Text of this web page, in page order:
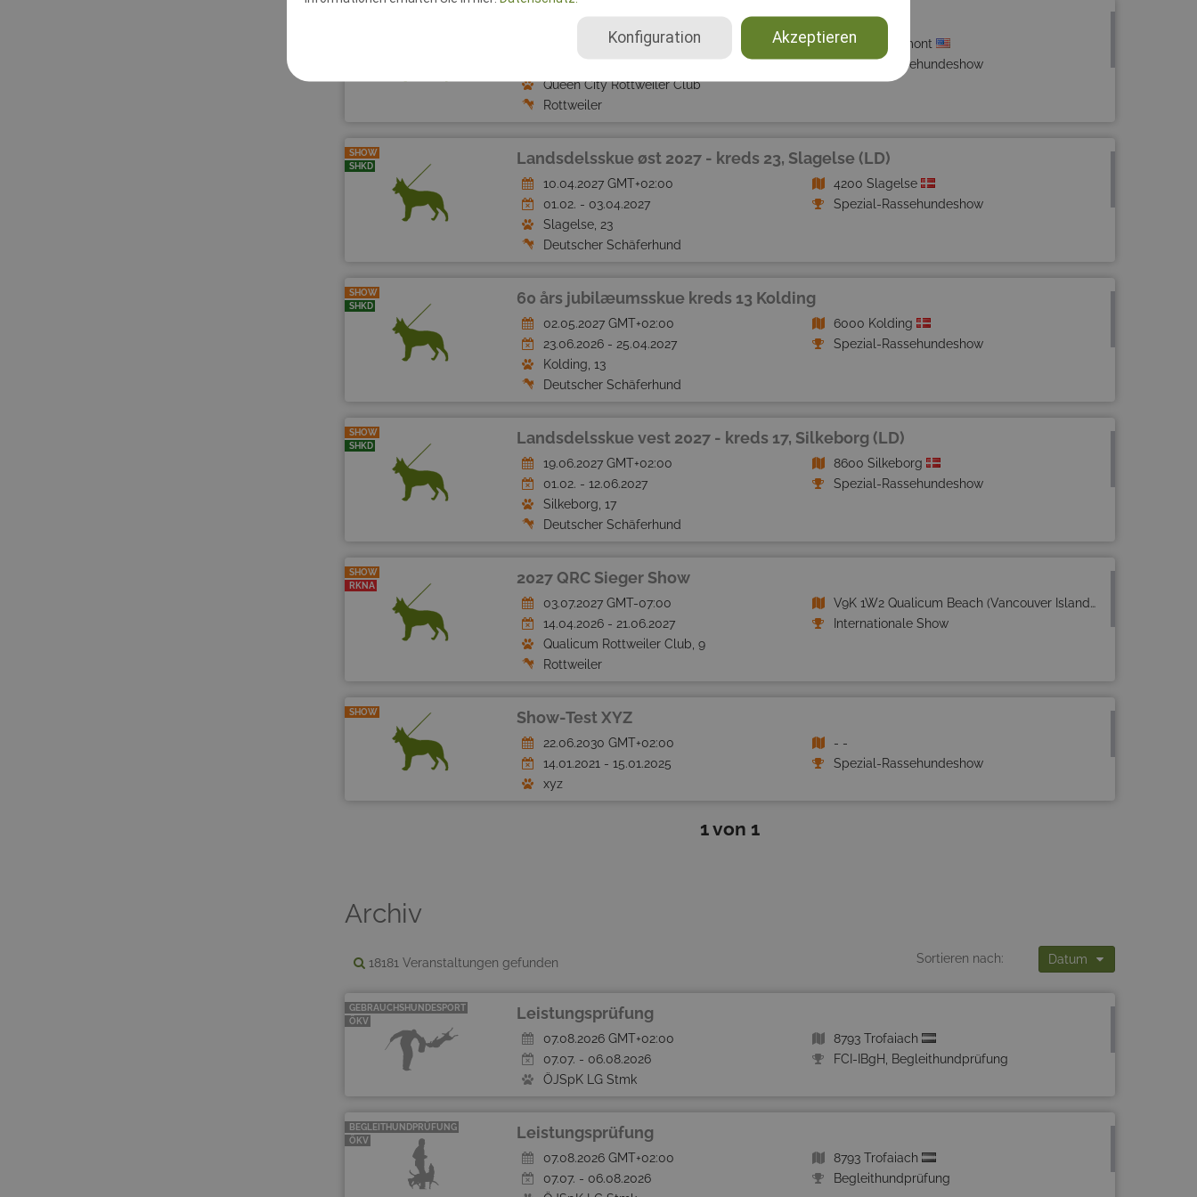
Akzeptieren
Konfiguration
2026 Queen City Rottweiler Show
05.12.2026 - 06.12.2026 GMT-04:00
Queen City Rottweiler Club
Rottweiler
28610 Claremont
Spezial-Rassehundeshow
SHOW
SHKD
Landsdelsskue øst 2027 - kreds 23, Slagelse (LD)
10.04.2027 GMT+02:00
01.02. - 03.04.2027
Slagelse, 23
Deutscher Schäferhund
4200 Slagelse
Spezial-Rassehundeshow
SHOW
SHKD
60 års jubilæumsskue kreds 13 Kolding
02.05.2027 GMT+02:00
23.06.2026 - 25.04.2027
Kolding, 13
Deutscher Schäferhund
6000 Kolding
Spezial-Rassehundeshow
SHOW
SHKD
Landsdelsskue vest 2027 - kreds 17, Silkeborg (LD)
19.06.2027 GMT+02:00
01.02. - 12.06.2027
Silkeborg, 17
Deutscher Schäferhund
8600 Silkeborg
Spezial-Rassehundeshow
SHOW
RKNA
2027 QRC Sieger Show
03.07.2027 GMT-07:00
14.04.2026 - 21.06.2027
Qualicum Rottweiler Club, 9
Rottweiler
V9K 1W2 Qualicum Beach (Vancouver Island)
Internationale Show
SHOW Show-Test XYZ
22.06.2030 GMT+02:00
14.01.2021 - 15.01.2025
xyz
- -
Spezial-Rassehundeshow
1 von 1
Archiv
18181 Veranstaltungen gefunden Sortieren nach: Datum
GEBRAUCHSHUNDESPORT
ÖKV
Leistungsprüfung
07.08.2026 GMT+02:00
07.07. - 06.08.2026
ÖJSpK LG Stmk
8793 Trofaiach
FCI-IBgH, Begleithundprüfung
BEGLEITHUNDPRÜFUNG
ÖKV
Leistungsprüfung
07.08.2026 GMT+02:00
07.07. - 06.08.2026
8793 Trofaiach
Begleithundprüfung